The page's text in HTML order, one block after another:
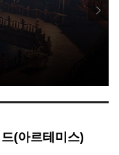
(아르테미스)